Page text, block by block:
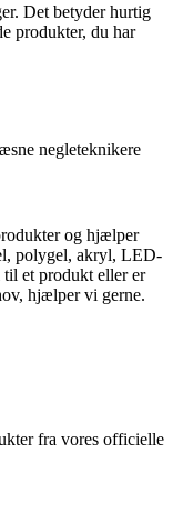
Det betyder hurtig
produkter, du har
negleteknikere
og hjælper
polygel, akryl, LED-
til et produkt eller er
hjælper vi gerne.
fra vores officielle